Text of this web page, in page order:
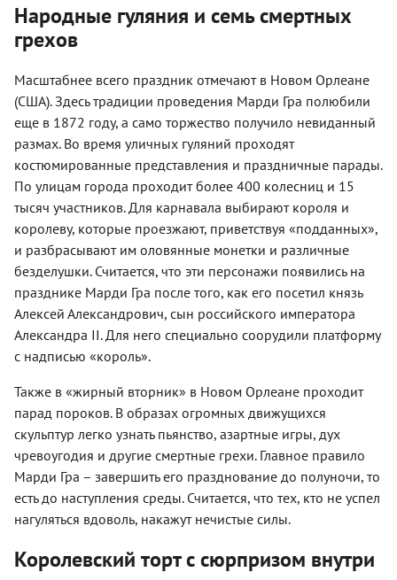
Народные гуляния и семь смертных
грехов
Масштабнее всего праздник отмечают в Новом Орлеане
(США). Здесь традиции проведения Марди Гра полюбили
еще в 1872 году, а само торжество получило невиданный
размах. Во время уличных гуляний проходят
костюмированные представления и праздничные парады.
По улицам города проходит более 400 колесниц и 15
тысяч участников. Для карнавала выбирают короля и
королеву, которые проезжают, приветствуя «подданных»,
и разбрасывают им оловянные монетки и различные
безделушки. Считается, что эти персонажи появились на
празднике Марди Гра после того, как его посетил князь
Алексей Александрович, сын российского императора
Александра II. Для него специально соорудили платформу
с надписью «король».
Также в «жирный вторник» в Новом Орлеане проходит
парад пороков. В образах огромных движущихся
скульптур легко узнать пьянство, азартные игры, дух
чревоугодия и другие смертные грехи. Главное правило
Марди Гра – завершить его празднование до полуночи, то
есть до наступления среды. Считается, что тех, кто не успел
нагуляться вдоволь, накажут нечистые силы.
Королевский торт с сюрпризом внутри